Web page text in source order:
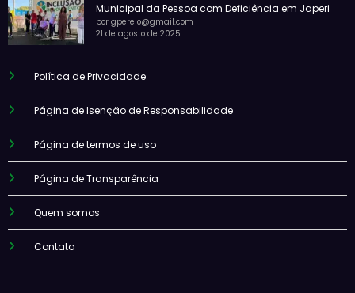
Municipal da Pessoa com Deficiência em Japeri
por gperelo@gmail.com
21 de agosto de 2025
Política de Privacidade
Página de Isenção de Responsabilidade
Página de termos de uso
Página de Transparência
Quem somos
Contato